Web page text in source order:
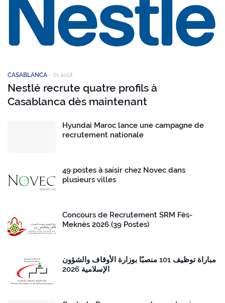
CASABLANCA - 01 août
Nestlé recrute quatre profils à
Casablanca dès maintenant
Hyundai Maroc lance une campagne de
recrutement nationale
49 postes à saisir chez Novec dans
plusieurs villes
Concours de Recrutement SRM Fès-
Meknès 2026 (39 Postes)
مباراة توظيف 101 منصبًا بوزارة الأوقاف والشؤون
الإسلامية 2026